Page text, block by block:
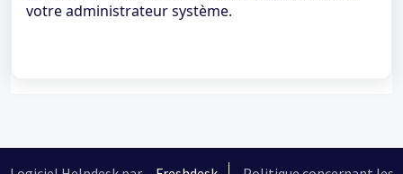
votre administrateur système.